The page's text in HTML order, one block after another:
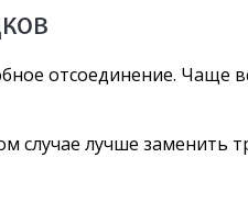
отсоединение. Чаще
случае лучше заменить